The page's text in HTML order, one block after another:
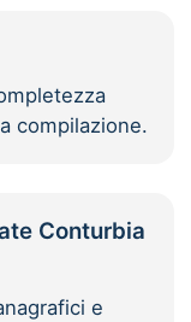
compilazione.
Conturbia
e